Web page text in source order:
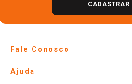
CADASTRAR
Fale Conosco
Lojas Físicas e Horários
Ajuda